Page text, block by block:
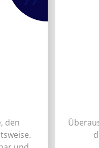
Überaus
die